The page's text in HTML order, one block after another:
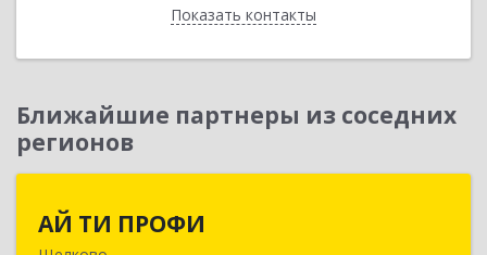
Показать контакты
Назад
Ближайшие партнеры из соседних
регионов
АЙ ТИ ПРОФИ